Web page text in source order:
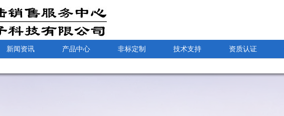
新闻资讯 产品中心 非标定制 技术支持 资质认证